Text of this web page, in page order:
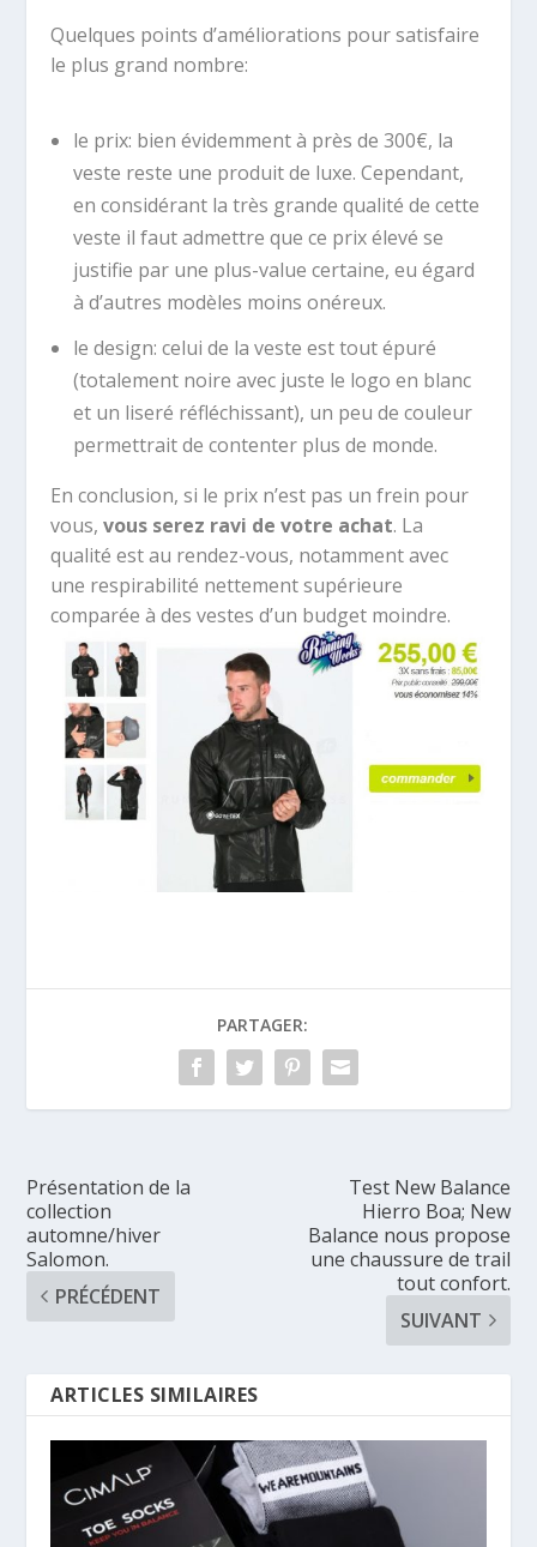
Quelques points d’améliorations pour satisfaire
le plus grand nombre:
le prix: bien évidemment à près de 300€, la
veste reste une produit de luxe. Cependant,
en considérant la très grande qualité de cette
veste il faut admettre que ce prix élevé se
justifie par une plus-value certaine, eu égard
à d’autres modèles moins onéreux.
le design: celui de la veste est tout épuré
(totalement noire avec juste le logo en blanc
et un liseré réfléchissant), un peu de couleur
permettrait de contenter plus de monde.
En conclusion, si le prix n’est pas un frein pour
vous,vous serez ravi de votre achat. La
qualité est au rendez-vous, notamment avec
une respirabilité nettement supérieure
comparée à des vestes d’un budget moindre.
PARTAGER:
Présentation de la
collection
automne/hiver
Salomon.
PRÉCÉDENT
Test New Balance
Hierro Boa; New
Balance nous propose
une chaussure de trail
tout confort.
SUIVANT
ARTICLES SIMILAIRES